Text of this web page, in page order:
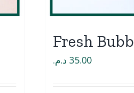
Fresh
35.00 د.م.